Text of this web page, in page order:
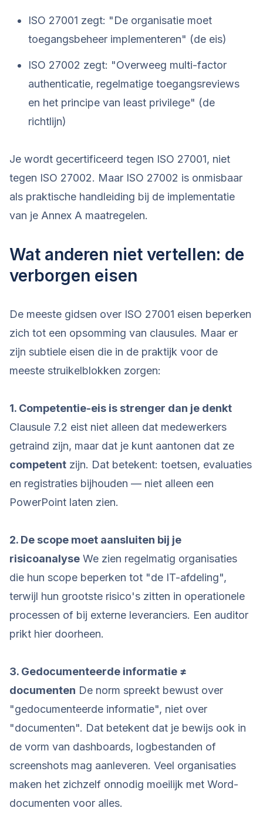
ISO 27001 zegt: "De organisatie moet
toegangsbeheer implementeren" (de eis)
ISO 27002 zegt: "Overweeg multi-factor
authenticatie, regelmatige toegangsreviews
en het principe van least privilege" (de
richtlijn)
Je wordt gecertificeerd tegen ISO 27001, niet
tegen ISO 27002. Maar ISO 27002 is onmisbaar
als praktische handleiding bij de implementatie
van je Annex A maatregelen.
Wat anderen niet vertellen: de
verborgen eisen
De meeste gidsen over ISO 27001 eisen beperken
zich tot een opsomming van clausules. Maar er
zijn subtiele eisen die in de praktijk voor de
meeste struikelblokken zorgen:
1. Competentie-eis is strenger dan je denkt
Clausule 7.2 eist niet alleen dat medewerkers
getraind zijn, maar dat je kunt aantonen dat ze
competent zijn. Dat betekent: toetsen, evaluaties
en registraties bijhouden — niet alleen een
PowerPoint laten zien.
2. De scope moet aansluiten bij je
risicoanalyse We zien regelmatig organisaties
die hun scope beperken tot "de IT-afdeling",
terwijl hun grootste risico's zitten in operationele
processen of bij externe leveranciers. Een auditor
prikt hier doorheen.
3. Gedocumenteerde informatie ≠
documenten De norm spreekt bewust over
"gedocumenteerde informatie", niet over
"documenten". Dat betekent dat je bewijs ook in
de vorm van dashboards, logbestanden of
screenshots mag aanleveren. Veel organisaties
maken het zichzelf onnodig moeilijk met Word-
documenten voor alles.